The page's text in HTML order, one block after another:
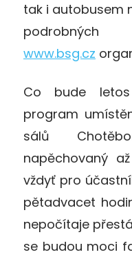
tak i autobusem
podrobných
www.bsg.cz
Co bude
program
sálů
napěchovaný
vždyť pro
pětadvacet
nepočítaje
se budou moci